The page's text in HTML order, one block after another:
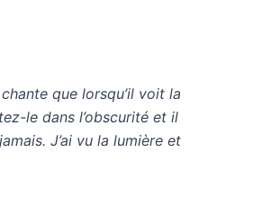
que lorsqu’il voit la
le dans l’obscurité et il
J’ai vu la lumière et